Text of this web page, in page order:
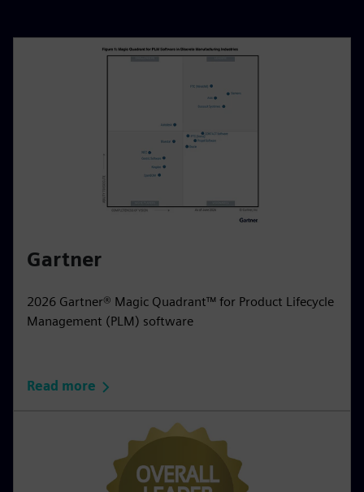
Gartner
2026 Gartner® Magic Quadrant™ for Product Lifecycle
Management (PLM) software
Read more